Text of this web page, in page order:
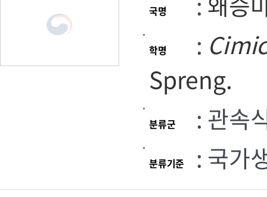
국명
학명 :
Spreng.
분류군 : 관속
분류기준 : 국가